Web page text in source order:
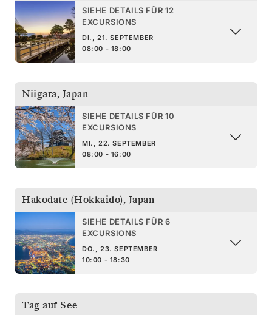
SIEHE DETAILS FÜR 12
EXCURSIONS
DI., 21. SEPTEMBER
08:00 - 18:00
Niigata, Japan
SIEHE DETAILS FÜR 10
EXCURSIONS
MI., 22. SEPTEMBER
08:00 - 16:00
Hakodate (Hokkaido), Japan
SIEHE DETAILS FÜR 6
EXCURSIONS
DO., 23. SEPTEMBER
10:00 - 18:30
Tag auf See